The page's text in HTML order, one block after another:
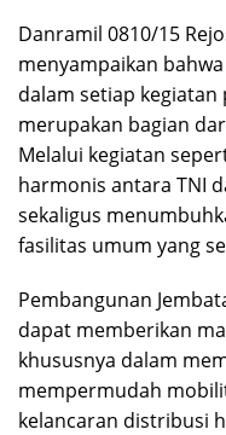
Danramil 0810/15
menyampaikan
dalam setiap
merupakan bagian
Melalui kegiatan
harmonis antara TNI
sekaligus
fasilitas umum yang
Pembangunan
dapat memberikan
khususnya dalam
mempermudah
kelancaran distribusi